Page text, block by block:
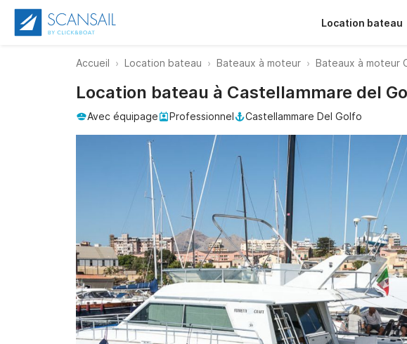
Location bateau
Accueil Location bateau Bateaux à moteur Bateaux à moteur
Location bateau à Castellammare del
Avec équipage Professionnel Castellammare Del Golfo